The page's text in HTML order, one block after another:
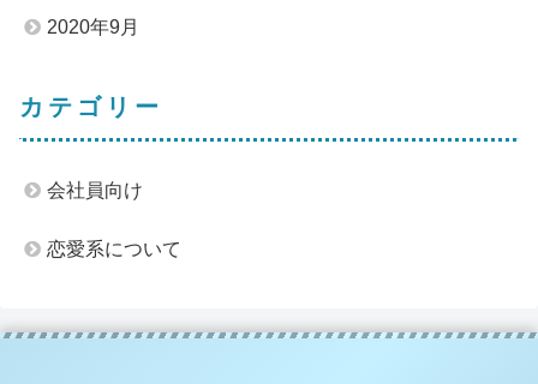
2020年9月
カテゴリー
会社員向け
恋愛系について